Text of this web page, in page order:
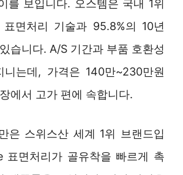
를 보입니다. 오스템은 국내 1위
표면처리 기술과 95.8%의 10년
습니다. A/S 기간과 부품 호환성
는데, 가격은 140만~230만원
에서 고가 편에 속합니다.
은 스위스산 세계 1위 브랜드입
표면처리가 골유착을 빠르게 촉